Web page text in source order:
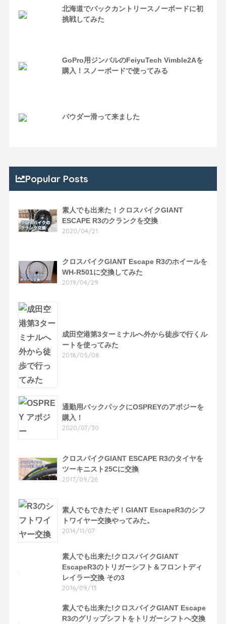
北海道でバックカントリースノーボードに初
挑戦してみた
GoPro用ジンバルのFeiyuTech Vimble2Aを
購入！スノーボードで使ってみる
パウダー滑って来ました
Popular Posts
素人でも出来た！クロスバイクGIANT
ESCAPE R3のクランクを交換
2020/04/21
クロスバイクGIANT Escape R3のホイールを
WH-R501に交換してみた
2019/04/29
成田空港第3ターミナルへ外から徒歩で行くル
ートを使ってみた
2018/05/08
通勤用バックパックにOSPREYのアポジーを
購入！
2020/07/30
クロスバイクGIANT ESCAPE R3のタイヤを
ツーキニスト25Cに交換
2017/09/26
素人でもできたぞ！GIANT EscapeR3のシフ
トワイヤー交換やってみた。
2014/11/07
素人でも出来た!クロスバイクGIANT
EscapeR3のトリガーシフト＆フロントディ
レイラー交換 その3
2016/09/13
素人でも出来た!クロスバイクGIANT Escape
R3のグリップシフトをトリガーシフトへ交換